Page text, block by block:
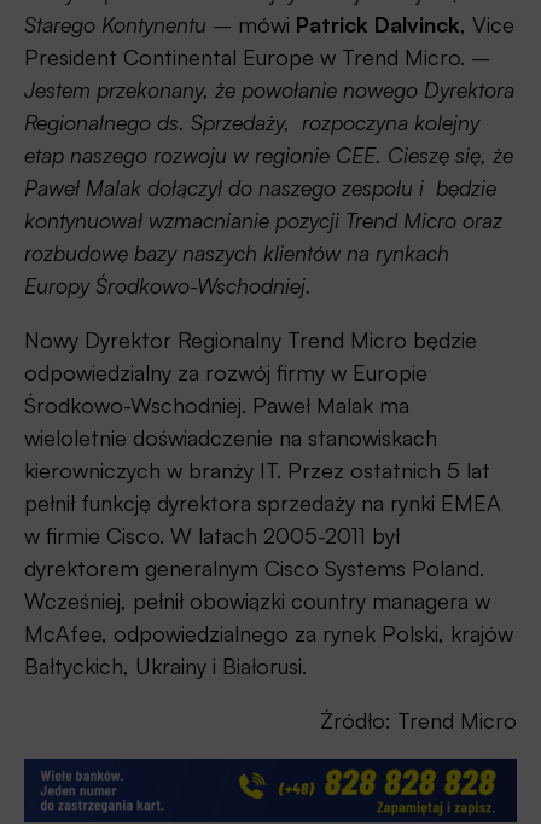
Starego Kontynentu – mówi Patrick Dalvinck, Vice
President Continental Europe w Trend Micro. –
Jestem przekonany, że powołanie nowego Dyrektora
Regionalnego ds. Sprzedaży, rozpoczyna kolejny
etap naszego rozwoju w regionie CEE. Cieszę się, że
Paweł Malak dołączył do naszego zespołu i będzie
kontynuował wzmacnianie pozycji Trend Micro oraz
rozbudowę bazy naszych klientów na rynkach
Europy Środkowo-Wschodniej.
Nowy Dyrektor Regionalny Trend Micro będzie
odpowiedzialny za rozwój firmy w Europie
Środkowo-Wschodniej. Paweł Malak ma
wieloletnie doświadczenie na stanowiskach
kierowniczych w branży IT. Przez ostatnich 5 lat
pełnił funkcję dyrektora sprzedaży na rynki EMEA
w firmie Cisco. W latach 2005-2011 był
dyrektorem generalnym Cisco Systems Poland.
Wcześniej, pełnił obowiązki country managera w
McAfee, odpowiedzialnego za rynek Polski, krajów
Bałtyckich, Ukrainy i Białorusi.
Źródło: Trend Micro